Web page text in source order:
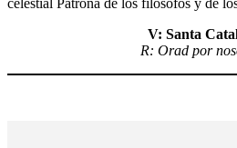
celestial Patrona de los filósofos y de
V: Santa
R: Orad por